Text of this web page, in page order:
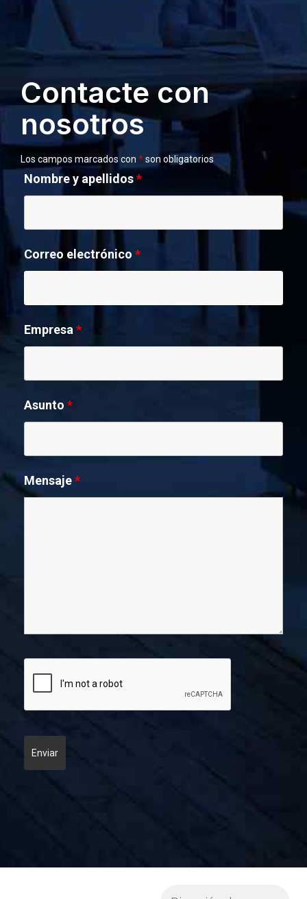
Contacte con
nosotros
Los campos marcados con *son obligatorios
Nombre y apellidos*
Correo electrónico *
Empresa*
Asunto *
Mensaje*